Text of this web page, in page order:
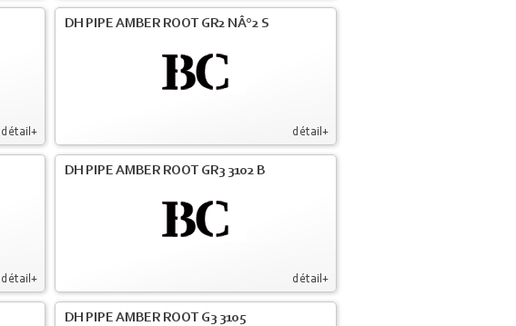
détail+ détail+
DH PIPE AMBER ROOT GR2 NÂ°2 S
détail+ détail+
DH PIPE AMBER ROOT GR3 3102 B
DH PIPE AMBER ROOT G3 3105